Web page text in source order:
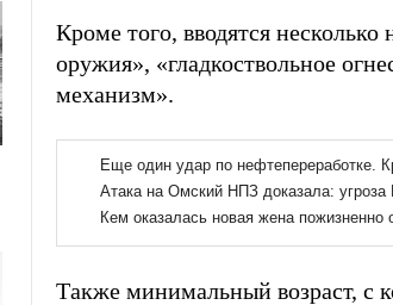
Кроме того, вводятся
оружия», «гладкоствольное
механизм».
Также минимальный возраст, с